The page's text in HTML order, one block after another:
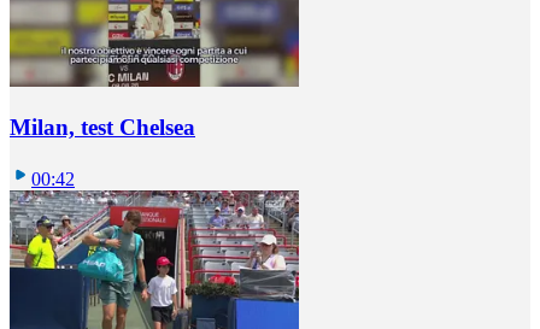
Milan, test Chelsea
00:42